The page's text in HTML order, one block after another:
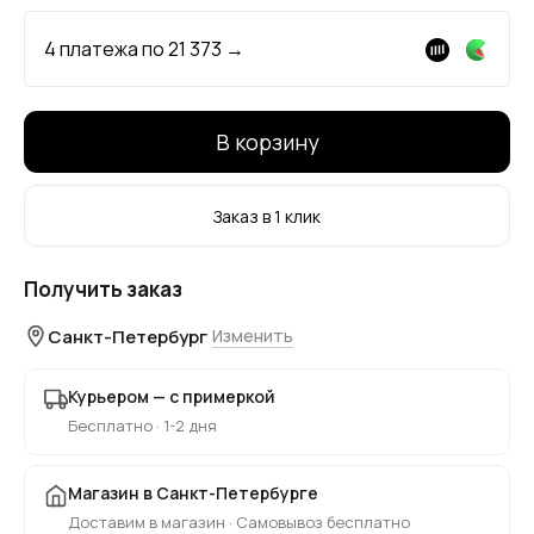
4 платежа по21 373 →
В корзину
Заказ в 1 клик
Получить заказ
Санкт-Петербург Изменить
Курьером — с примеркой
Бесплатно · 1-2 дня
Магазин в Санкт-Петербурге
Доставим в магазин · Самовывоз бесплатно